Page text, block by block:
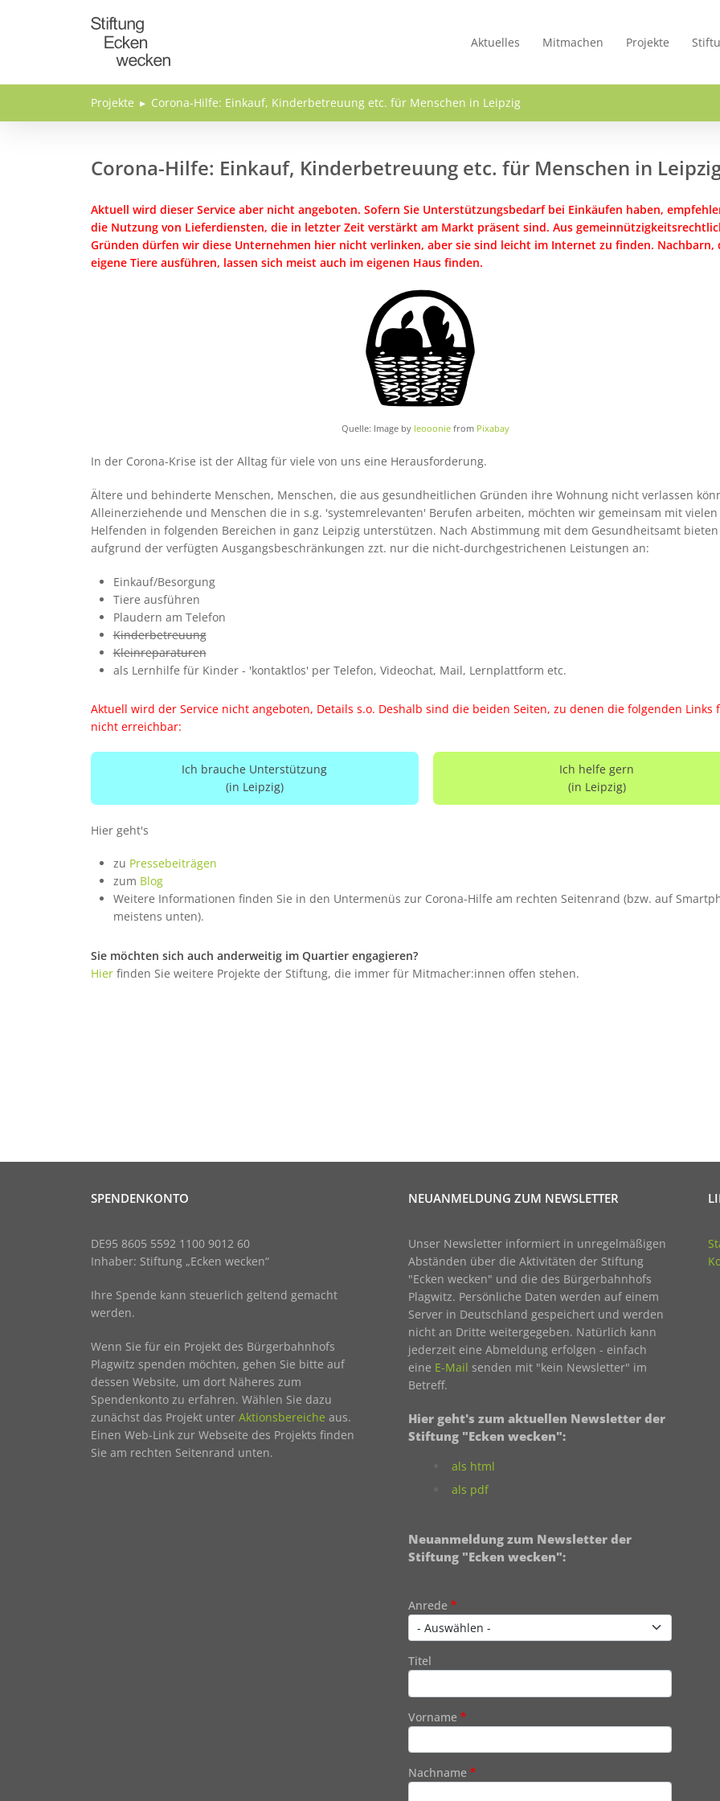
Aktuelles Mitmachen Projekte
Projekte Corona-Hilfe: Einkauf, Kinderbetreuung etc. für Menschen in Leipzig
Corona-Hilfe: Einkauf, Kinderbetreuung etc. für Menschen in
Aktuell wird dieser Service aber nicht angeboten. Sofern Sie Unterstützungsbedarf bei Einkäufen haben,
die Nutzung von Lieferdiensten, die in letzter Zeit verstärkt am Markt präsent sind. Aus
Gründen dürfen wir diese Unternehmen hier nicht verlinken, aber sie sind leicht im Internet zu finden. Nachbarn,
eigene Tiere ausführen, lassen sich meist auch im eigenen Haus finden.
Quelle: Image by leooonie from Pixabay
In der Corona-Krise ist der Alltag für viele von uns eine Herausforderung.
Ältere und behinderte Menschen, Menschen, die aus gesundheitlichen Gründen ihre Wohnung nicht verlassen
Alleinerziehende und Menschen die in s.g. 'systemrelevanten' Berufen arbeiten, möchten wir gemeinsam mit vielen
Helfenden in folgenden Bereichen in ganz Leipzig unterstützen. Nach Abstimmung mit dem Gesundheitsamt
aufgrund der verfügten Ausgangsbeschränkungen zzt. nur die nicht-durchgestrichenen Leistungen an:
Einkauf/Besorgung
Tiere ausführen
Plaudern am Telefon
Kinderbetreuung
Kleinreparaturen
als Lernhilfe für Kinder - 'kontaktlos' per Telefon, Videochat, Mail, Lernplattform etc.
Aktuell wird der Service nicht angeboten, Details s.o. Deshalb sind die beiden Seiten, zu denen die folgenden Links
nicht erreichbar:
Ich brauche Unterstützung
(in Leipzig)
Ich helfe gern
(in Leipzig)
Hier geht's
zu Pressebeiträgen
zum Blog
Weitere Informationen finden Sie in den Untermenüs zur Corona-Hilfe am rechten Seitenrand (bzw. auf
meistens unten).
Sie möchten sich auch anderweitig im Quartier engagieren?
Hierfinden Sie weitere Projekte der Stiftung, die immer für Mitmacher:innen offen stehen.
SPENDENKONTO
DE95 8605 5592 1100 9012 60
Inhaber: Stiftung „Ecken wecken“
Ihre Spende kann steuerlich geltend gemacht
werden.
Wenn Sie für ein Projekt des Bürgerbahnhofs
Plagwitz spenden möchten, gehen Sie bitte auf
dessen Website, um dort Näheres zum
Spendenkonto zu erfahren. Wählen Sie dazu
zunächst das Projekt unter Aktionsbereiche aus.
Einen Web-Link zur Webseite des Projekts finden
Sie am rechten Seitenrand unten.
NEUANMELDUNG ZUM NEWSLETTER
Unser Newsletter informiert in unregelmäßigen
Abständen über die Aktivitäten der Stiftung
"Ecken wecken" und die des Bürgerbahnhofs
Plagwitz. Persönliche Daten werden auf einem
Server in Deutschland gespeichert und werden
nicht an Dritte weitergegeben. Natürlich kann
jederzeit eine Abmeldung erfolgen - einfach
eine E-Mail senden mit "kein Newsletter" im
Betreff.
Hier geht's zum aktuellen Newsletter der
Stiftung "Ecken wecken":
als html
als pdf
Neuanmeldung zum Newsletter der
Stiftung "Ecken wecken":
Anrede
Titel
Vorname
Nachname